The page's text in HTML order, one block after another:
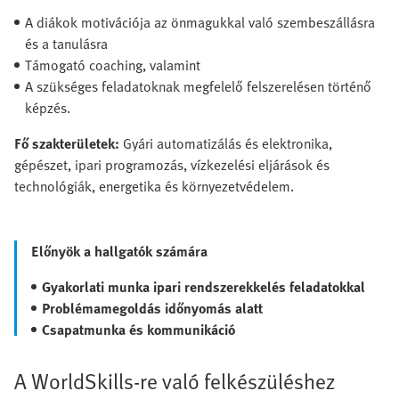
A diákok motivációja az önmagukkal való szembeszállásra
és a tanulásra
Támogató coaching, valamint
A szükséges feladatoknak megfelelő felszerelésen történő
képzés.
Fő szakterületek: Gyári automatizálás és elektronika,
gépészet, ipari programozás, vízkezelési eljárások és
technológiák, energetika és környezetvédelem.
Előnyök a hallgatók számára
Gyakorlati munka ipari rendszerekkelés feladatokkal
Problémamegoldás időnyomás alatt
Csapatmunka és kommunikáció
A WorldSkills-re való felkészüléshez